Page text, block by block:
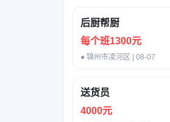
后厨帮厨
每个班1300元
● 锦州市凌河区 | 08-07
送货员
4000元